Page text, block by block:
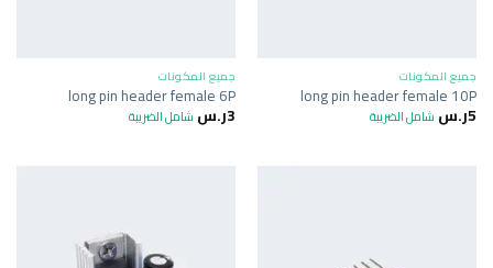
جميع المكونات
long pin header female 10P
5ر.س شامل الضريبة
جميع المكونات
long pin header female 6P
3ر.س شامل الضريبة